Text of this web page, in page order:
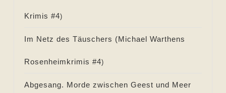
Krimis #4)
Im Netz des Täuschers (Michael Warthens
Rosenheimkrimis #4)
Abgesang. Morde zwischen Geest und Meer